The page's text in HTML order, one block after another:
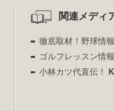
関連メディ
徹底取材！野球情
ゴルフレッスン情
小林カツ代直伝！